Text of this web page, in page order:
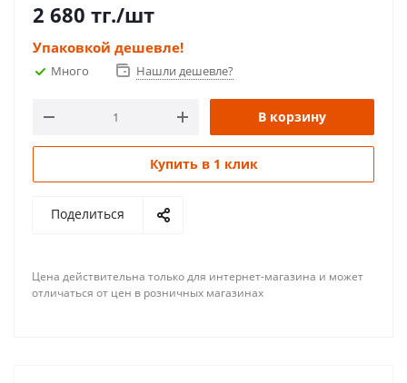
2 680 тг./шт
Упаковкой дешевле!
Много Нашли дешевле?
В корзину
Купить в 1 клик
Поделиться
Цена действительна только для интернет-магазина и может
отличаться от цен в розничных магазинах